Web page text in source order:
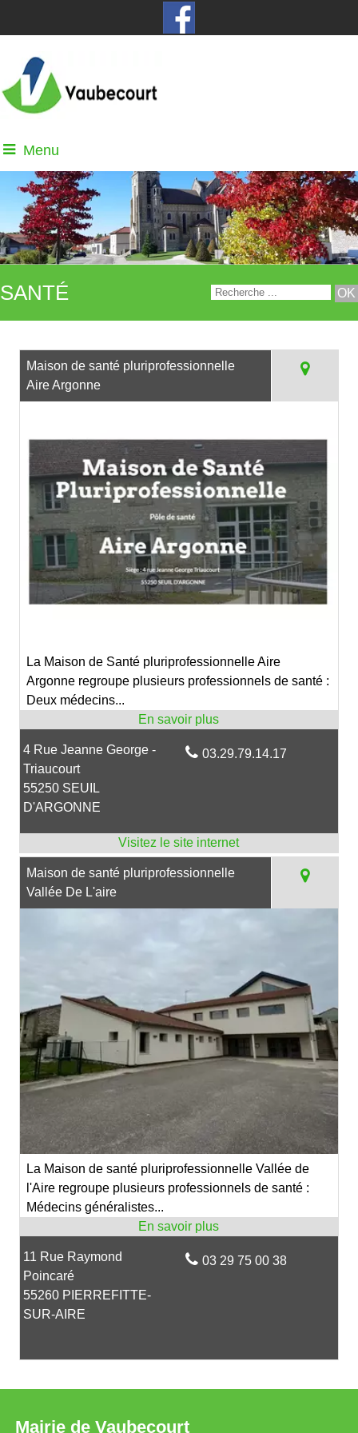
Menu
SANTÉ
Maison de santé pluriprofessionnelle
Aire Argonne
La Maison de Santé pluriprofessionnelle Aire
Argonne regroupe plusieurs professionnels de santé :
Deux médecins...
4 Rue Jeanne George -
Triaucourt
55250 SEUIL
D'ARGONNE
03.29.79.14.17
Maison de santé pluriprofessionnelle
Vallée De L'aire
La Maison de santé pluriprofessionnelle Vallée de
l'Aire regroupe plusieurs professionnels de santé :
Médecins généralistes...
11 Rue Raymond
Poincaré
55260 PIERREFITTE-
SUR-AIRE
03 29 75 00 38
Mairie de Vaubecourt